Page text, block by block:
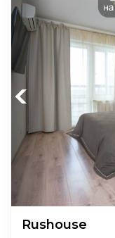
Previous
Rushouse